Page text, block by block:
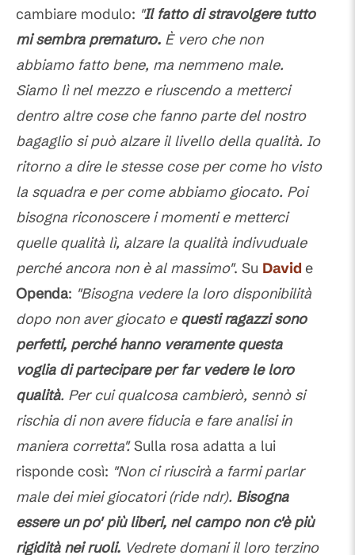
cambiare modulo: "Il fatto di stravolgere tutto
mi sembra prematuro. È vero che non
abbiamo fatto bene, ma nemmeno male.
Siamo lì nel mezzo e riuscendo a metterci
dentro altre cose che fanno parte del nostro
bagaglio si può alzare il livello della qualità. Io
ritorno a dire le stesse cose per come ho visto
la squadra e per come abbiamo giocato. Poi
bisogna riconoscere i momenti e metterci
quelle qualità lì, alzare la qualità indivuduale
perché ancora non è al massimo". Su David e
Openda: "Bisogna vedere la loro disponibilità
dopo non aver giocato e questi ragazzi sono
perfetti, perché hanno veramente questa
voglia di partecipare per far vedere le loro
qualità. Per cui qualcosa cambierò, sennò si
rischia di non avere fiducia e fare analisi in
maniera corretta".Sulla rosa adatta a lui
risponde così: "Non ci riuscirà a farmi parlar
male dei miei giocatori (ride ndr). Bisogna
essere un po' più liberi, nel campo non c'è più
rigidità nei ruoli. Vedrete domani il loro terzino